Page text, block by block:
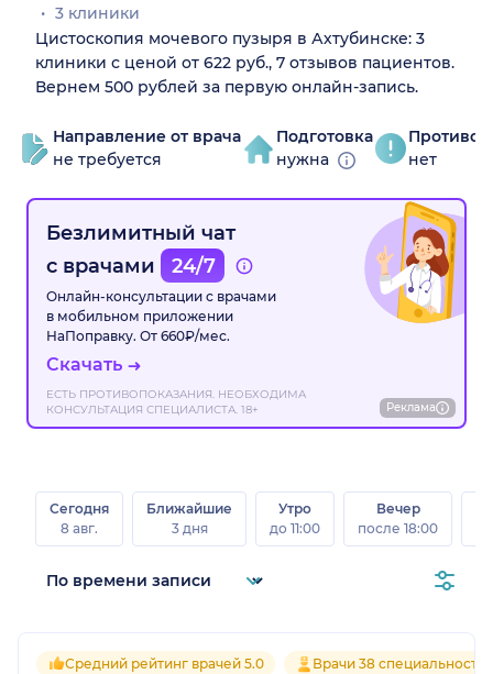
3 клиники
Цистоскопия мочевого пузыря в Ахтубинске: 3
клиники с ценой от 622 руб., 7 отзывов пациентов.
Вернем 500 рублей за первую онлайн-запись.
Направление от врача
не требуется
Подготовка
нужна
нет
Безлимитный чат
с врачами
24/7
Онлайн-консультации с врачами
в мобильном приложении
НаПоправку. От 660₽/мес.
Скачать
ЕСТЬ ПРОТИВОПОКАЗАНИЯ. НЕОБХОДИМА
КОНСУЛЬТАЦИЯ СПЕЦИАЛИСТА. 18+
Реклама
Сегодня
8 авг.
Ближайшие
3 дня
Утро
до 11:00
Вечер
после 18:00
Средний рейтинг врачей 5.0 Врачи 38